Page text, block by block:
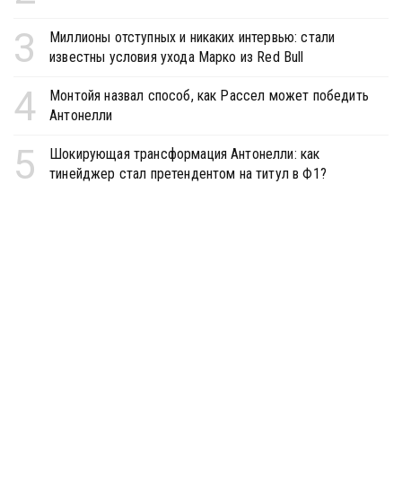
3
Миллионы отступных и никаких интервью: стали
известны условия ухода Марко из Red Bull
4
Монтойя назвал способ, как Рассел может победить
Антонелли
5
Шокирующая трансформация Антонелли: как
тинейджер стал претендентом на титул в Ф1?